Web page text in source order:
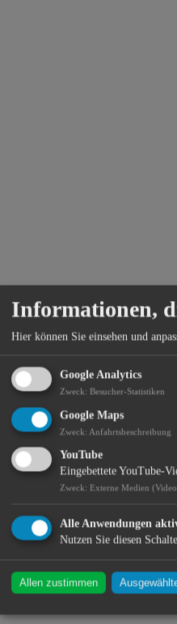
Informationen,
Hier können Sie einsehen und
Google Analytics
Zweck: Besucher-Statistiken
Google Maps
Zweck: Anfahrtsbeschreibung
YouTube
Eingebettete YouTube-
Zweck: Externe Medien
Alle Anwendungen
Nutzen Sie diesen
Allen zustimmen